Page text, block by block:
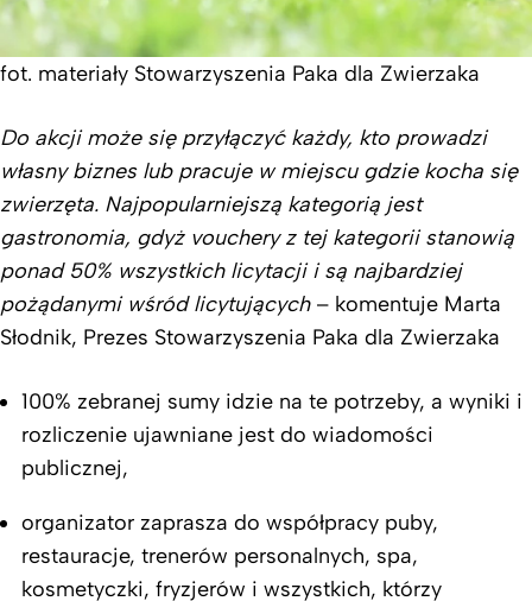
fot. materiały Stowarzyszenia Paka dla Zwierzaka
Do akcji może się przyłączyć każdy, kto prowadzi
własny biznes lub pracuje w miejscu gdzie kocha się
zwierzęta. Najpopularniejszą kategorią jest
gastronomia, gdyż vouchery z tej kategorii stanowią
ponad 50% wszystkich licytacji i są najbardziej
pożądanymi wśród licytujących – komentuje Marta
Słodnik, Prezes Stowarzyszenia Paka dla Zwierzaka
100% zebranej sumy idzie na te potrzeby, a wyniki i
rozliczenie ujawniane jest do wiadomości
publicznej,
organizator zaprasza do współpracy puby,
restauracje, trenerów personalnych, spa,
kosmetyczki, fryzjerów i wszystkich, którzy